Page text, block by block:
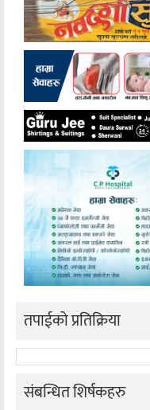
तपाईको प्रतिक्रिया
संबन्धित शिर्षकहरु